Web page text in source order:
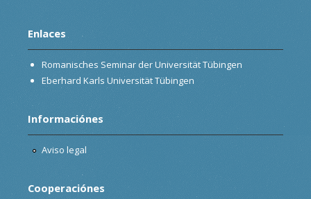
Enlaces
Romanisches Seminar der Universität Tübingen
Eberhard Karls Universität Tübingen
Informaciónes
Aviso legal
Cooperaciónes